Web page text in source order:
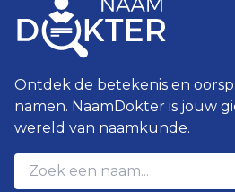
Ontdek de betekenis en
namen. NaamDokter is jouw
wereld van naamkunde.